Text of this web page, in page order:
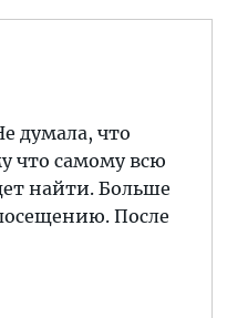
думала, что
что самому всю
найти. Больше
После